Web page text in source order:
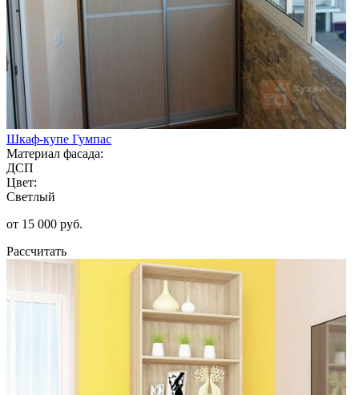
Шкаф-купе Гумпас
Материал фасада:
ДСП
Цвет:
Светлый
от 15 000 руб.
Рассчитать